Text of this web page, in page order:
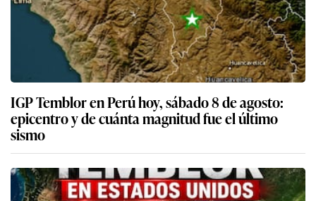
IGP Temblor en Perú hoy, sábado 8 de agosto:
epicentro y de cuánta magnitud fue el último
sismo